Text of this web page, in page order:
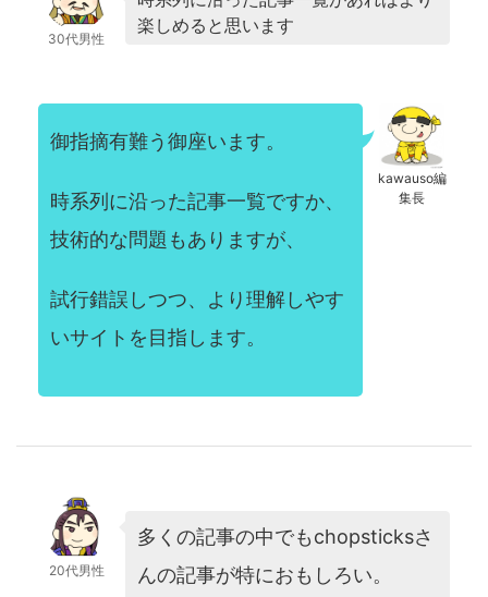
30代男性
楽しめると思います
kawauso編
集長
御指摘有難う御座います。
時系列に沿った記事一覧ですか、
技術的な問題もありますが、
試行錯誤しつつ、より理解しやす
いサイトを目指します。
20代男性
多くの記事の中でもchopsticksさ
んの記事が特におもしろい。